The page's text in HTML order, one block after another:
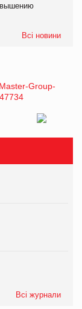
Всі новини
Всі журнали